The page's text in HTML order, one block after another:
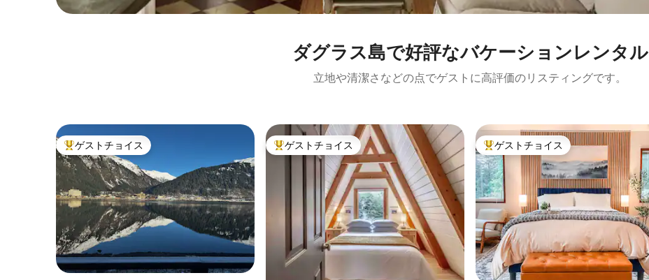
ダグラス島で好評なバケーションレンタル
立地や清潔さなどの点でゲストに高評価のリスティングです。
大好評のゲストチョイスです。
ゲストチョイス 大好評のゲストチョイスです。
ゲストチョイス 大好評のゲストチョイスです。
ゲストチョイス